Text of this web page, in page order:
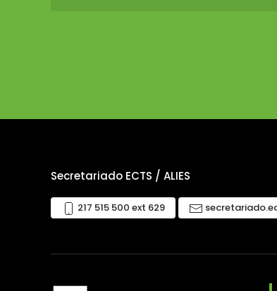
Secretariado ECTS / ALIES
217 515 500 ext 629